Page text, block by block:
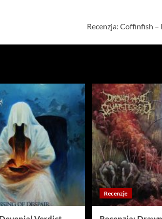
Recenzja: Coffinfish –
Recenzje